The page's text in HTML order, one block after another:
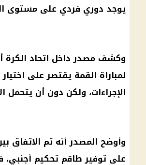
يوجد دوري فردي على مستوى
وكشف مصدر داخل اتحاد الكرة
لمباراة القمة يقتصر على
الإجراءات، ولكن دون أن يتحمل
وأوضح المصدر أنه تم الاتفاق
على توفير طاقم تحكيم